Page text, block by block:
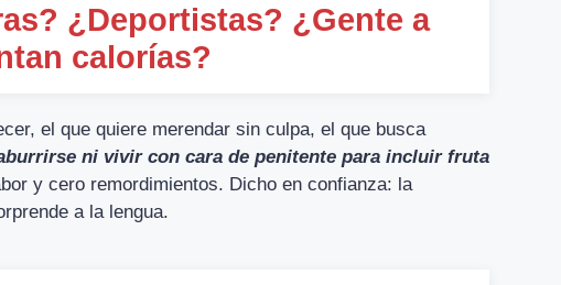
¿Deportistas? ¿Gente a
calorías?
el que quiere merendar sin culpa, el que busca
ni vivir con cara de penitente para incluir fruta
y cero remordimientos. Dicho en confianza: la
a la lengua.